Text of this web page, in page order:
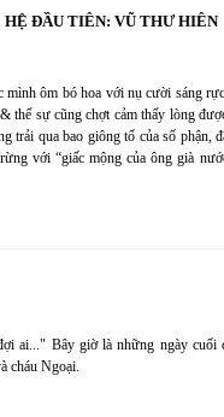
HỆ ĐẦU TIÊN: VŨ THƯ HIÊN
ôm bó hoa với nụ cười sáng
thế sự cũng chợt cảm thấy lòng
qua bao giông tố của số phận,
với “giấc mộng của ông già
ai..." Bây giờ là những ngày cuối
cháu Ngoại.